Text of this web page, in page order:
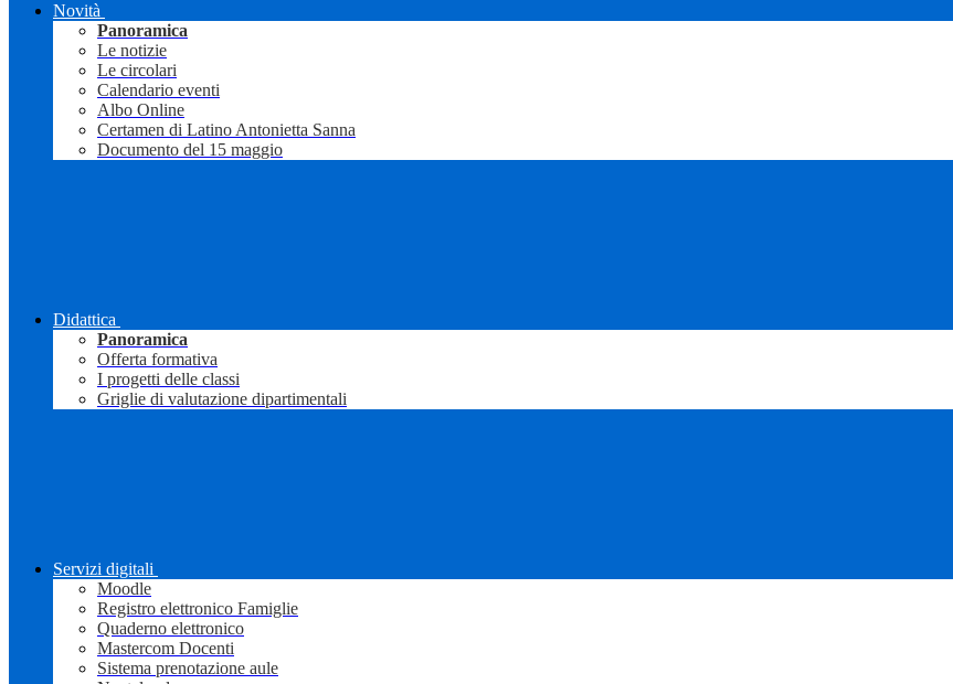
Novità
Panoramica
Le notizie
Le circolari
Calendario eventi
Albo Online
Certamen di Latino Antonietta Sanna
Documento del 15 maggio
Didattica
Panoramica
Offerta formativa
I progetti delle classi
Griglie di valutazione dipartimentali
Servizi digitali
Moodle
Registro elettronico Famiglie
Quaderno elettronico
Mastercom Docenti
Sistema prenotazione aule